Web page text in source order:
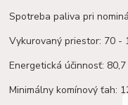
Spotreba paliva pri
Vykurovaný priestor: 70 -
Energetická účinnosť: 80,7
Minimálny komínový ťah: